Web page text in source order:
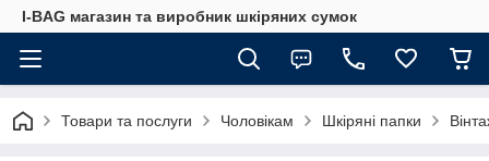
I-BAG магазин та виробник шкіряних сумок
Товари та послуги Чоловікам Шкіряні папки